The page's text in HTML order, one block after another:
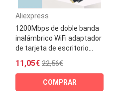
Aliexpress
1200Mbps de doble banda
inalámbrico WiFi adaptador
de tarjeta de escritorio...
11,05€ 22,56€
COMPRAR